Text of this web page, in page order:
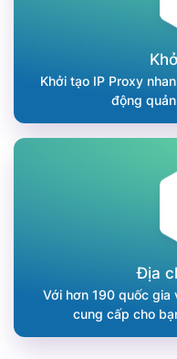
Khởi tạo IP Proxy
động
Địa
Với hơn 190 quốc gia
cung cấp cho